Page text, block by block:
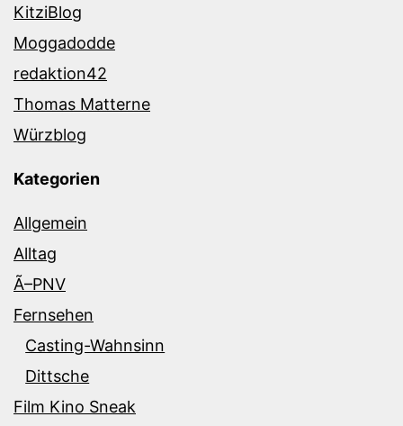
KitziBlog
Moggadodde
redaktion42
Thomas Matterne
Würzblog
Kategorien
Allgemein
Alltag
Ã–PNV
Fernsehen
Casting-Wahnsinn
Dittsche
Film Kino Sneak